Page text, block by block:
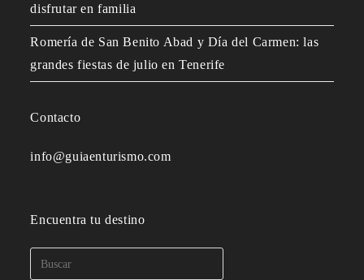
disfrutar en familia
Romería de San Benito Abad y Día del Carmen: las
grandes fiestas de julio en Tenerife
Contacto
info@guiaenturismo.com
Encuentra tu destino